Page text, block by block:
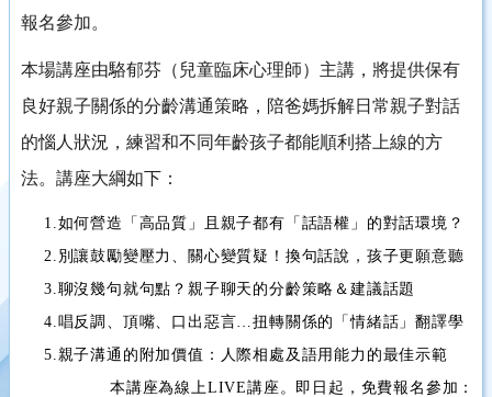
報名參加。
本場講座由駱郁芬（兒童臨床心理師）主講，將提供保有
良好親子關係的分齡溝通策略，陪爸媽拆解日常親子對話
的惱人狀況，練習和不同年齡孩子都能順利搭上線的方
法。講座大綱如下：
1.如何營造「高品質」且親子都有「話語權」的對話環境？
2.別讓鼓勵變壓力、關心變質疑！換句話說，孩子更願意聽
3.聊沒幾句就句點？親子聊天的分齡策略＆建議話題
4.唱反調、頂嘴、口出惡言…扭轉關係的「情緒話」翻譯學
5.親子溝通的附加價值：人際相處及語用能力的最佳示範
本講座為線上LIVE講座。即日起，免費報名參加：